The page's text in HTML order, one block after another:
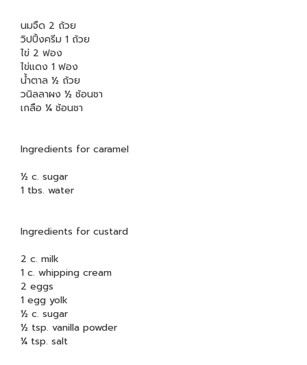
นมจืด 2 ถ้วย
วิปปิ้งครีม 1 ถ้วย
ไข่ 2 ฟอง
ไข่แดง 1 ฟอง
น้ำตาล ½ ถ้วย
วนิลลาผง ½ ช้อนชา
เกลือ ¼ ช้อนชา
Ingredients for caramel
½ c. sugar
1 tbs. water
Ingredients for custard
2 c. milk
1 c. whipping cream
2 eggs
1 egg yolk
½ c. sugar
½ tsp. vanilla powder
¼ tsp. salt